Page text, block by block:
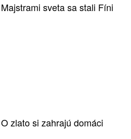
sveta sa stali Fíni
zlato si zahrajú domáci